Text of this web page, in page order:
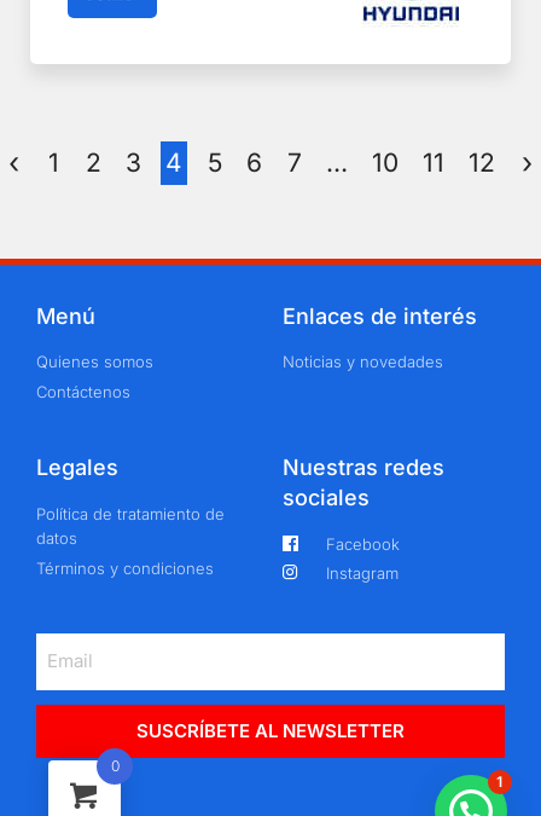
1 2 3 4 5 6 7 … 10 11 12
Menú
Quienes somos
Contáctenos
Enlaces de interés
Noticias y novedades
Legales
Política de tratamiento de
datos
Términos y condiciones
Nuestras redes
sociales
Facebook
Instagram
SUSCRÍBETE AL NEWSLETTER
0
1